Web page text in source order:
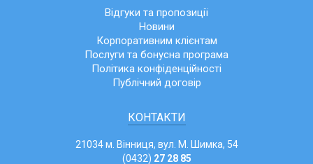
Відгуки та пропозиції
Новини
Корпоративним клієнтам
Послуги та бонусна програма
Політика конфіденційності
Публічний договір
КОНТАКТИ
21034 м. Вінниця, вул. М. Шимка, 54
(0432) 27 28 85